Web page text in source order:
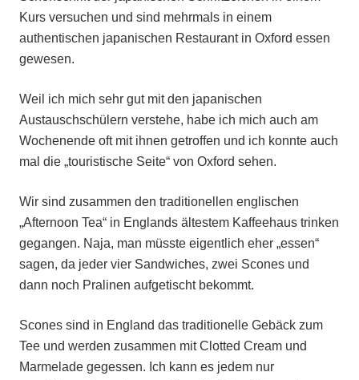
Kurs versuchen und sind mehrmals in einem
authentischen japanischen Restaurant in Oxford essen
gewesen.
Weil ich mich sehr gut mit den japanischen
Austauschschülern verstehe, habe ich mich auch am
Wochenende oft mit ihnen getroffen und ich konnte auch
mal die „touristische Seite“ von Oxford sehen.
Wir sind zusammen den traditionellen englischen
„Afternoon Tea“ in Englands ältestem Kaffeehaus trinken
gegangen. Naja, man müsste eigentlich eher „essen“
sagen, da jeder vier Sandwiches, zwei Scones und
dann noch Pralinen aufgetischt bekommt.
Scones sind in England das traditionelle Gebäck zum
Tee und werden zusammen mit Clotted Cream und
Marmelade gegessen. Ich kann es jedem nur